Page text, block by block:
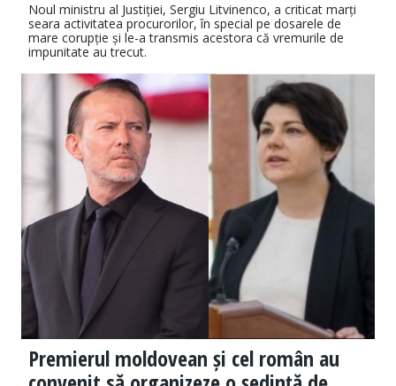
Noul ministru al Justiției, Sergiu Litvinenco, a criticat marți
seara activitatea procurorilor, în special pe dosarele de
mare corupție și le-a transmis acestora că vremurile de
impunitate au trecut.
Premierul moldovean și cel român au